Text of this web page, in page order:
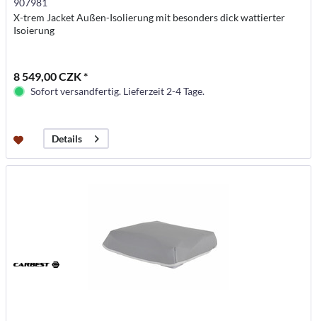
907981
X-trem Jacket Außen-Isolierung mit besonders dick wattierter
Isoierung
8 549,00 CZK *
Sofort versandfertig. Lieferzeit 2-4 Tage.
Details